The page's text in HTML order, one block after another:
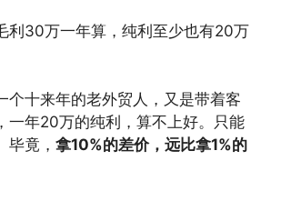
利30万一年算，纯利至少也有20万
个十来年的老外贸人，又是带着客
一年20万的纯利，算不上好。只能
毕竟， 拿10%的差价，远比拿1%的